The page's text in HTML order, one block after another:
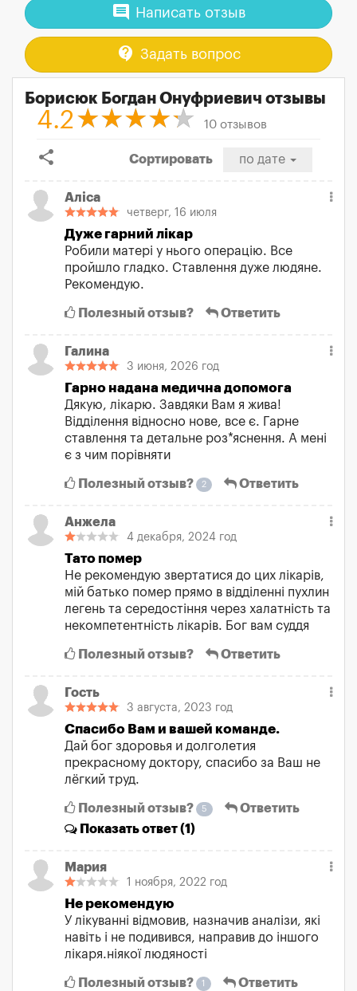
comment Написать отзыв
contact_support Задать вопрос
Борисюк Богдан Онуфриевич отзывы
4.2 10 отзывов
share Сортировать по дате
Аліса
четверг, 16 июля
Дуже гарний лікар
Робили матері у нього операцію. Все
пройшло гладко. Ставлення дуже людяне.
Рекомендую.
Полезный отзыв? Ответить
Галина
3 июня, 2026 год
Гарно надана медична допомога
Дякую, лікарю. Завдяки Вам я жива!
Відділення відносно нове, все є. Гарне
ставлення та детальне роз*яснення. А мені
є з чим порівняти
Полезный отзыв? 2 Ответить
Анжела
4 декабря, 2024 год
Тато помер
Не рекомендую звертатися до цих лікарів,
мій батько помер прямо в відділенні пухлин
легень та середостіння через халатність та
некомпетентність лікарів. Бог вам суддя
Полезный отзыв? Ответить
Гость
3 августа, 2023 год
Спасибо Вам и вашей команде.
Дай бог здоровья и долголетия
прекрасному доктору, спасибо за Ваш не
лёгкий труд.
Полезный отзыв? 5
Ответить
Показатьответ (1)
Мария
1 ноября, 2022 год
Не рекомендую
У лікуванні відмовив, назначив аналізи, які
навіть і не подивився, направив до іншого
лікаря.ніякої людяності
Полезный отзыв? 1 Ответить